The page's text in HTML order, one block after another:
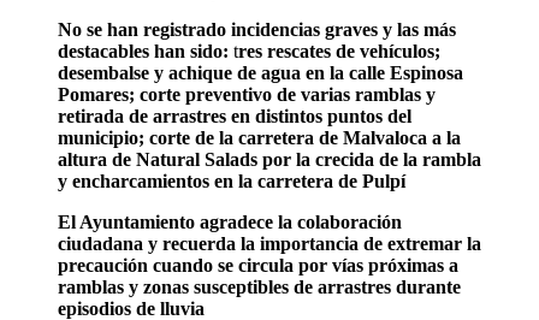
No se han registrado incidencias graves y las más
destacables han sido: tres rescates de vehículos;
desembalse y achique de agua en la calle Espinosa
Pomares; corte preventivo de varias ramblas y
retirada de arrastres en distintos puntos del
municipio; corte de la carretera de Malvaloca a la
altura de Natural Salads por la crecida de la rambla
y encharcamientos en la carretera de Pulpí
El Ayuntamiento agradece la colaboración
ciudadana y recuerda la importancia de extremar la
precaución cuando se circula por vías próximas a
ramblas y zonas susceptibles de arrastres durante
episodios de lluvia